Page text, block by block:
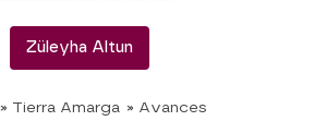
Züleyha Altun
» Tierra Amarga » Avances